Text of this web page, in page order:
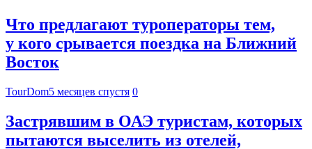
Что предлагают туроператоры тем,
у кого срывается поездка на Ближний
Восток
TourDom5 месяцев спустя 0
Застрявшим в ОАЭ туристам, которых
пытаются выселить из отелей,